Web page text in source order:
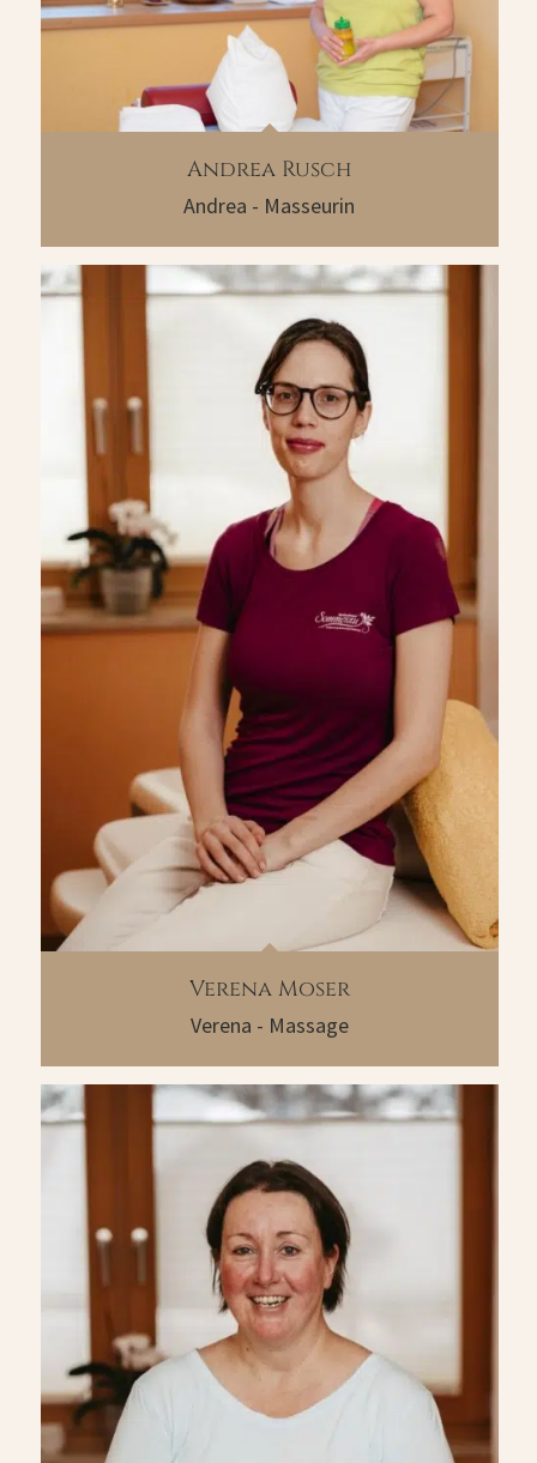
Andrea Rusch
Andrea - Masseurin
Verena Moser
Verena - Massage